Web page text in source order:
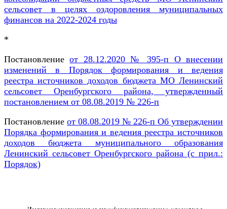
сельсовет в целях оздоровления муниципальных
финансов на 2022-2024 годы
*
Постановлениеот 28.12.2020 № 395-п О внесении
изменений в Порядок формирования и ведения
реестра источников доходов бюджета МО Ленинский
сельсовет Оренбургского района, утвержденный
постановлением от 08.08.2019 № 226-п
Постановление от 08.08.2019 № 226-п Об утверждении
Порядка формирования и ведения реестра источников
доходов бюджета муниципального образования
Ленинский сельсовет Оренбургского района (с прил.:
Порядок)